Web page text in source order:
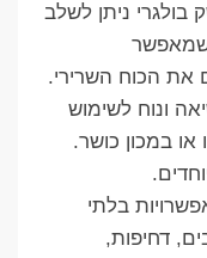
ניתן לשלב
שמאפשר
את הכוח השרירי.
ונוח לשימוש
במכון כושר.
בלתי
דחיפות,